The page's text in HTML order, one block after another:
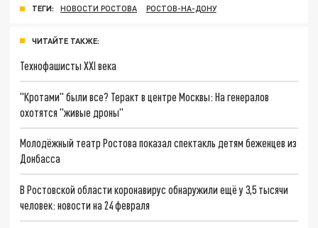
ТЕГИ: НОВОСТИ РОСТОВА РОСТОВ-НА-ДОНУ
ЧИТАЙТЕ ТАКЖЕ:
Технофашисты XXI века
"Кротами" были все? Теракт в центре Москвы: На генералов
охотятся "живые дроны"
Молодёжный театр Ростова показал спектакль детям беженцев из
Донбасса
В Ростовской области коронавирус обнаружили ещё у 3,5 тысячи
человек: новости на 24 февраля